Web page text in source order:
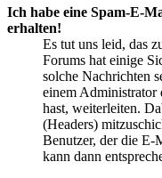
Ich habe eine Spam-E-
erhalten!
Es tut uns leid, das
Forums hat einige
solche Nachrichten
einem Administrator
hast, weiterleiten.
(Headers)
Benutzer, der die
kann dann